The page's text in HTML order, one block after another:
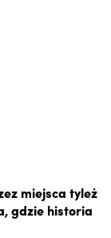
miejsca tyleż
gdzie historia